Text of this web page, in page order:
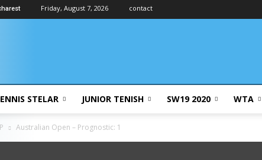
Friday, August 7, 2026 contact
STELAR JUNIOR TENISH SW19 2020 WTA
Australian Open – Prognostic: 1